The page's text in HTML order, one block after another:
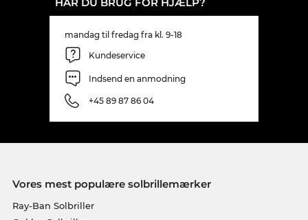
mandag til fredag fra kl. 9-18
Kundeservice
Indsend en anmodning
+45 89 87 86 04
Vores mest populære solbrillemærker
Ray-Ban Solbriller